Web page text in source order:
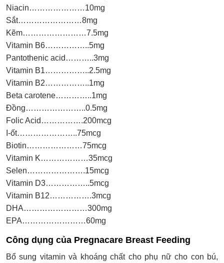
Niacin…………………10mg
Sắt……………………8mg
Kẽm……………………7.5mg
Vitamin B6……………..5mg
Pantothenic acid………..3mg
Vitamin B1……………..2.5mg
Vitamin B2……………..1mg
Beta carotene…………..1mg
Đồng…………………..0.5mg
Folic Acid…………….200mcg
I-ốt…………………..75mcg
Biotin…………………75mcg
Vitamin K………………35mcg
Selen………………….15mcg
Vitamin D3……………..5mcg
Vitamin B12…………….3mcg
DHA……………………300mg
EPA……………………60mg
Công dụng của Pregnacare Breast Feeding
Bổ sung vitamin và khoáng chất cho phụ nữ cho con bú,